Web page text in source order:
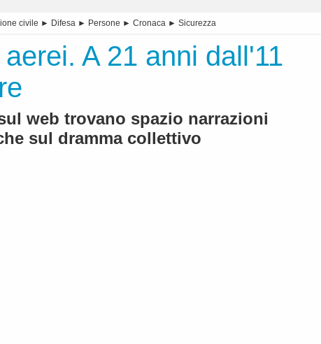
civile ► Difesa ► Persone ► Cronaca ► Sicurezza
A 21 anni dall'11
web trovano spazio narrazioni
sul dramma collettivo